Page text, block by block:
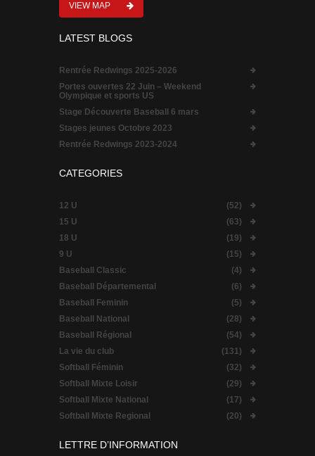
VIEW MAP
LATEST BLOGS
Rentrée Redwings 2025-2026
Portes ouvertes 22 Juin – Weekend
Olympique et sports US
Stage Découverte Baseball 6 mars
Stages jeunes Octobre 2023
Rentrée Redwings 2023-2024
CATEGORIES
12 U
(52)
15 U
(63)
18 U
(19)
9 U
(15)
Baseball Classic
(4)
Baseball Départemental
(6)
Baseball Feminin
(5)
Baseball National
(28)
Baseball Régional
(54)
La vie du club
(131)
Softball Féminin
(32)
Softball Mixte Loisir
(29)
Softball Mixte National
(17)
Softball Mixte Regional
(20)
LETTRE D’INFORMATION